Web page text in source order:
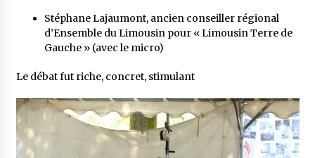
Stéphane Lajaumont, ancien conseiller régional
d’Ensemble du Limousin pour « Limousin Terre de
Gauche » (avec le micro)
Le débat fut riche, concret, stimulant